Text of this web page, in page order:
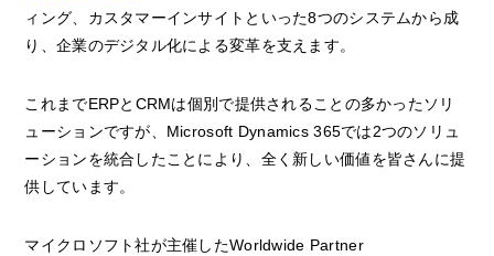
ィング、カスタマーインサイトといった8つのシステムから成
り、企業のデジタル化による変革を支えます。
これまでERPとCRMは個別で提供されることの多かったソリ
ューションですが、Microsoft Dynamics 365では2つのソリュ
ーションを統合したことにより、全く新しい価値を皆さんに提
供しています。
マイクロソフト社が主催したWorldwide Partner